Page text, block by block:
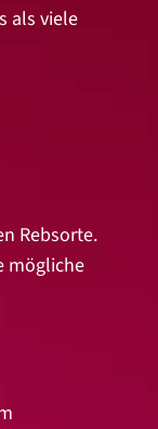
als viele
Rebsorte.
mögliche